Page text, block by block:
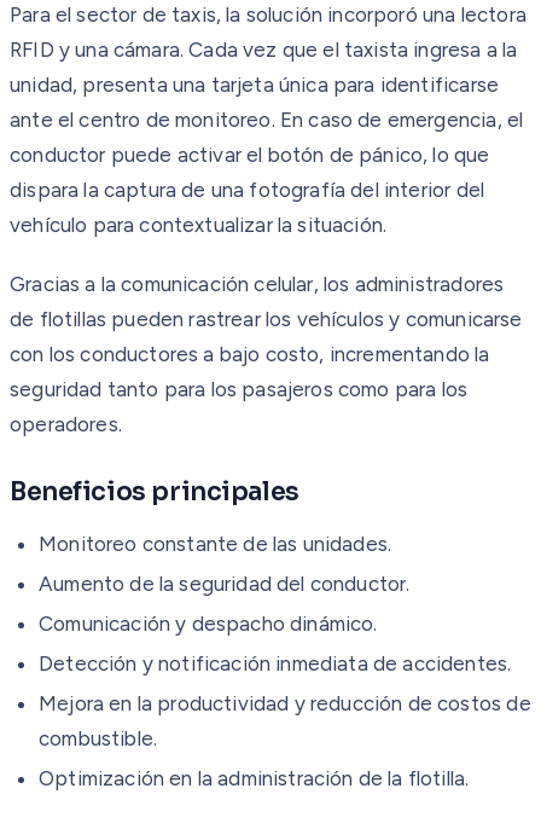
Para el sector de taxis, la solución incorporó una lectora
RFID y una cámara. Cada vez que el taxista ingresa a la
unidad, presenta una tarjeta única para identificarse
ante el centro de monitoreo. En caso de emergencia, el
conductor puede activar el botón de pánico, lo que
dispara la captura de una fotografía del interior del
vehículo para contextualizar la situación.
Gracias a la comunicación celular, los administradores
de flotillas pueden rastrear los vehículos y comunicarse
con los conductores a bajo costo, incrementando la
seguridad tanto para los pasajeros como para los
operadores.
Beneficios principales
Monitoreo constante de las unidades.
Aumento de la seguridad del conductor.
Comunicación y despacho dinámico.
Detección y notificación inmediata de accidentes.
Mejora en la productividad y reducción de costos de
combustible.
Optimización en la administración de la flotilla.